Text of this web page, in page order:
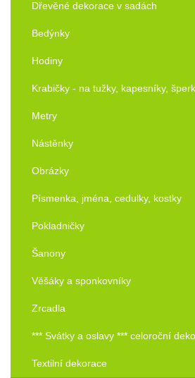
Dřevěné dekorace v sadách
Bedýnky
Hodiny
Krabičky - na tužky, kapesníky,
Metry
Nástěnky
Obrázky
Písmenka, jména, cedulky, kostky
Pokladničky
Šanony
Věšáky a sponkovníky
Zrcadla
*** Svátky a oslavy *** celoroční
Textilní dekorace